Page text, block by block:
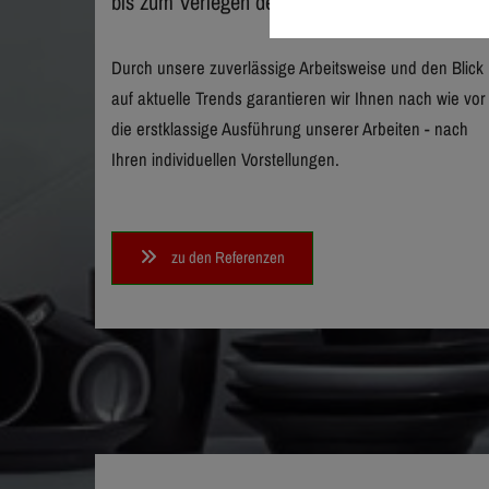
Durch unsere zuverlässige Arbeitsweise und den Blick
auf aktuelle Trends garantieren wir Ihnen nach wie vor
die erstklassige Ausführung unserer Arbeiten - nach
Ihren individuellen Vorstellungen.
zu den Referenzen